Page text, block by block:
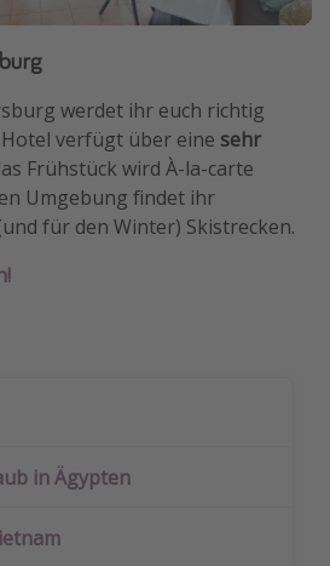
werdet ihr euch richtig
verfügt über eine sehr
Frühstück wird À-la-carte
Umgebung findet ihr
für den Winter) Skistrecken.
in Ägypten